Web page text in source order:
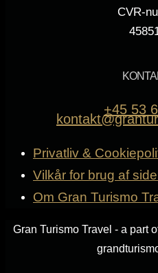
CVR-
+45 53
Privatliv &
Vilkår for brug af
Om Gran Turismo
Gran Turismo Travel - a part